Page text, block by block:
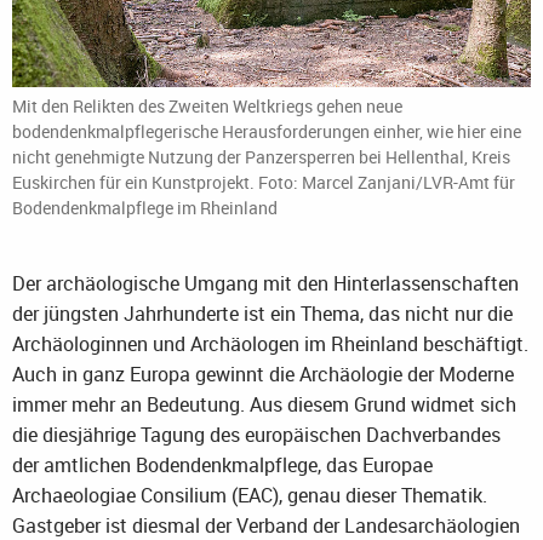
Mit den Relikten des Zweiten Weltkriegs gehen neue
bodendenkmalpflegerische Herausforderungen einher, wie hier eine
nicht genehmigte Nutzung der Panzersperren bei Hellenthal, Kreis
Euskirchen für ein Kunstprojekt. Foto: Marcel Zanjani/LVR-Amt für
Bodendenkmalpflege im Rheinland
Der archäologische Umgang mit den Hinterlassenschaften
der jüngsten Jahrhunderte ist ein Thema, das nicht nur die
Archäologinnen und Archäologen im Rheinland beschäftigt.
Auch in ganz Europa gewinnt die Archäologie der Moderne
immer mehr an Bedeutung. Aus diesem Grund widmet sich
die diesjährige Tagung des europäischen Dachverbandes
der amtlichen Bodendenkmalpflege, das Europae
Archaeologiae Consilium (EAC), genau dieser Thematik.
Gastgeber ist diesmal der Verband der Landesarchäologien